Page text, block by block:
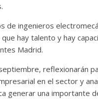
de ingenieros
hay talento y hay
Madrid.
reflexionarán
en el sector y
generar una importante